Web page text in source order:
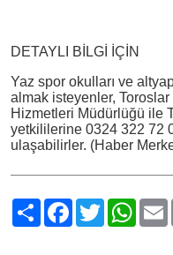
DETAYLI BİLGİ İÇİN
Yaz spor okulları ve
almak isteyenler,
Hizmetleri Müdürlüğü ile
yetkililerine 0324 322 72
ulaşabilirler. (Haber
PaylaşFacebook
Twitter